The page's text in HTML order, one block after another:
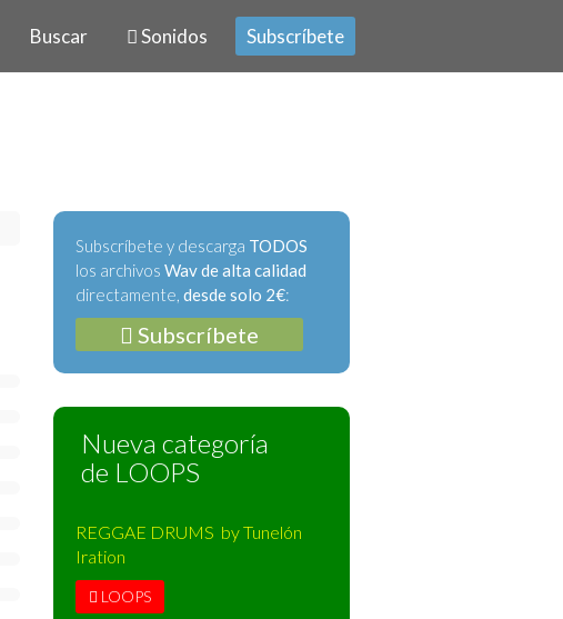
Buscar Sonidos Subscríbete
Subscríbete y descarga TODOS
los archivos Wav de alta calidad
directamente, desde solo 2€:
Subscríbete
Nueva categoría
de LOOPS
REGGAE DRUMS by Tunelón
Iration
LOOPS